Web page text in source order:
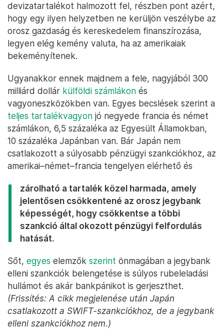
devizatartalékot halmozott fel, részben pont azért,
hogy egy ilyen helyzetben ne kerüljön veszélybe az
orosz gazdaság és kereskedelem finanszírozása,
legyen elég kemény valuta, ha az amerikaiak
bekeményítenek.
Ugyanakkor ennek majdnem a fele, nagyjából 300
milliárd dollár külföldi számlákon és
vagyoneszközökben van. Egyes becslések szerint a
teljes tartalékvagyon jó negyede francia és német
számlákon, 6,5 százaléka az Egyesült Államokban,
10 százaléka Japánban van. Bár Japán nem
csatlakozott a súlyosabb pénzügyi szankciókhoz, az
amerikai–német–francia tengelyen elérhető és
zárolható a tartalék közel harmada, amely
jelentősen csökkentené az orosz jegybank
képességét, hogy csökkentse a többi
szankció által okozott pénzügyi felfordulás
hatását.
Sőt, egyes elemzők szerint önmagában a jegybank
elleni szankciók belengetése is súlyos rubeleladási
hullámot és akár bankpánikot is gerjeszthet.
(Frissítés: A cikk megjelenése után Japán
csatlakozott a SWIFT-szankciókhoz, de a jegybank
elleni szankciókhoz nem.)